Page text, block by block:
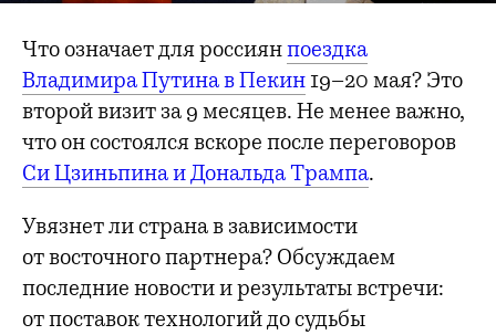
Что означает для россиянпоездка
Владимира Путина в Пекин 19–20 мая? Это
второй визит за 9 месяцев. Не менее важно,
что он состоялся вскоре после переговоров
Си Цзиньпина и Дональда Трампа.
Увязнет ли страна в зависимости
от восточного партнера? Обсуждаем
последние новости и результаты встречи:
от поставок технологий до судьбы